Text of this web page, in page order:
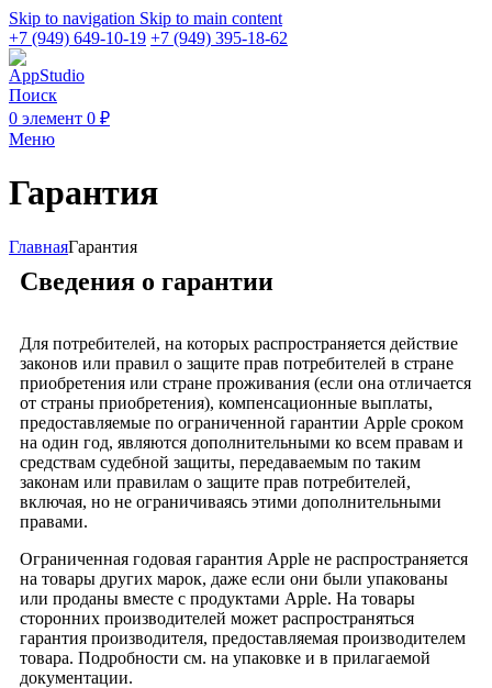
Skip to navigation Skip to main content
+7 (949) 649-10-19 +7 (949) 395-18-62
Поиск
0 элемент 0 ₽
Меню
Гарантия
ГлавнаяГарантия
Сведения о гарантии
Для потребителей, на которых распространяется действие
законов или правил о защите прав потребителей в стране
приобретения или стране проживания (если она отличается
от страны приобретения), компенсационные выплаты,
предоставляемые по ограниченной гарантии Apple сроком
на один год, являются дополнительными ко всем правам и
средствам судебной защиты, передаваемым по таким
законам или правилам о защите прав потребителей,
включая, но не ограничиваясь этими дополнительными
правами.
Ограниченная годовая гарантия Apple не распространяется
на товары других марок, даже если они были упакованы
или проданы вместе с продуктами Apple. На товары
сторонних производителей может распространяться
гарантия производителя, предоставляемая производителем
товара. Подробности см. на упаковке и в прилагаемой
документации.